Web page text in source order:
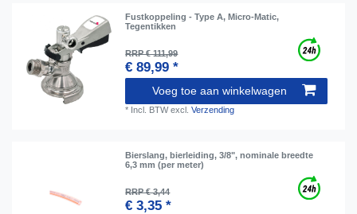
Fustkoppeling - Type A, Micro-Matic,
Tegentikken
RRP € 111,99
€ 89,99 *
Voeg toe aan winkelwagen
* Incl. BTWexcl.Verzending
Bierslang, bierleiding, 3/8", nominale breedte
6,3 mm (per meter)
RRP € 3,44
€ 3,35 *